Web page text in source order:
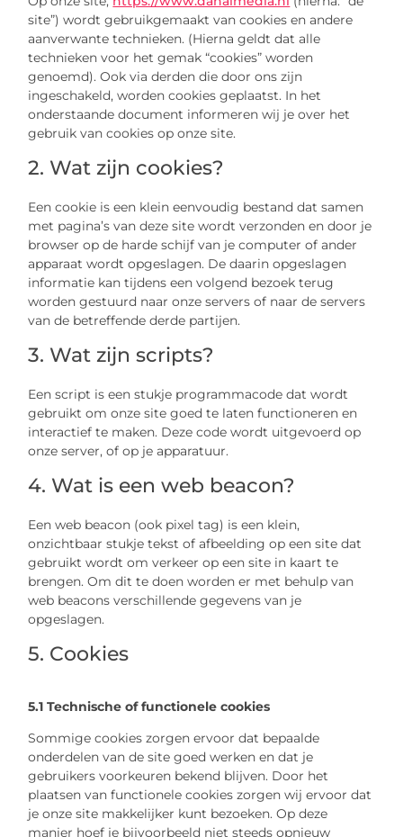
site”) wordt gebruikgemaakt van cookies en andere
aanverwante technieken. (Hierna geldt dat alle
technieken voor het gemak “cookies” worden
genoemd). Ook via derden die door ons zijn
ingeschakeld, worden cookies geplaatst. In het
onderstaande document informeren wij je over het
gebruik van cookies op onze site.
2. Wat zijn cookies?
Een cookie is een klein eenvoudig bestand dat samen
met pagina’s van deze site wordt verzonden en door je
browser op de harde schijf van je computer of ander
apparaat wordt opgeslagen. De daarin opgeslagen
informatie kan tijdens een volgend bezoek terug
worden gestuurd naar onze servers of naar de servers
van de betreffende derde partijen.
3. Wat zijn scripts?
Een script is een stukje programmacode dat wordt
gebruikt om onze site goed te laten functioneren en
interactief te maken. Deze code wordt uitgevoerd op
onze server, of op je apparatuur.
4. Wat is een web beacon?
Een web beacon (ook pixel tag) is een klein,
onzichtbaar stukje tekst of afbeelding op een site dat
gebruikt wordt om verkeer op een site in kaart te
brengen. Om dit te doen worden er met behulp van
web beacons verschillende gegevens van je
opgeslagen.
5. Cookies
5.1 Technische of functionele cookies
Sommige cookies zorgen ervoor dat bepaalde
onderdelen van de site goed werken en dat je
gebruikers voorkeuren bekend blijven. Door het
plaatsen van functionele cookies zorgen wij ervoor dat
je onze site makkelijker kunt bezoeken. Op deze
manier hoef je bijvoorbeeld niet steeds opnieuw